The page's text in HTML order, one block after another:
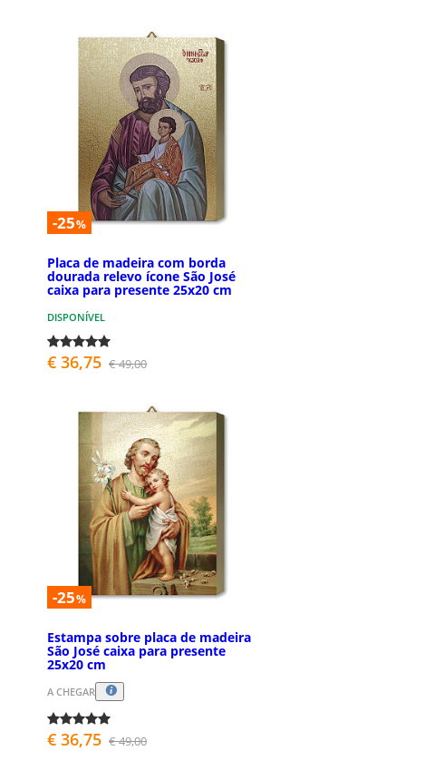
-25%
Placa de madeira com borda
dourada relevo ícone São José
caixa para presente 25x20 cm
DISPONÍVEL
€ 36,75 € 49,00
-25%
Estampa sobre placa de madeira
São José caixa para presente
25x20 cm
A CHEGAR
€ 36,75 € 49,00